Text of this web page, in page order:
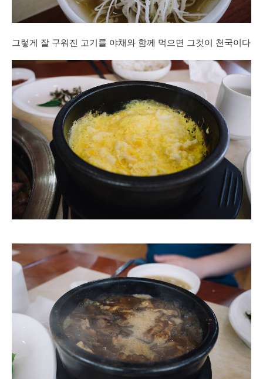
그렇게 잘 구워진 고기를 야채와 함께 먹으면 그것이 천국이다